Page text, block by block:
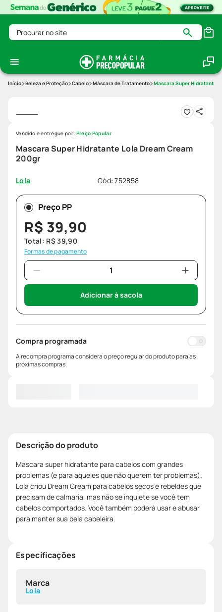
Procurar no site
Beleza e Proteção Cabelo Máscara de Tratamento Mascara Super Hidratante
Mascara Super Hidratante Lola Dream Cream
200gr
Lola Cód:752858
Vendido e entregue por: Preço Popular
Preço PP
R$ 39,90
Total: R$ 39,90
Formas de pagamento
Adicionar à sacola
Compra programada
A recompra programa considera o preço regular do produto para as
próximas compras.
Descrição do produto
Máscara super hidratante para cabelos com grandes
problemas (e para aqueles que não querem ter problemas).
Lola criou Dream Cream para cabelos secos e rebeldes que
precisam de calmaria, mas não se inquiete se você tem
cabelos comportados. Você também poderá usar e abusar
para manter sua bela cabeleira.
Especificações
Marca
Lola